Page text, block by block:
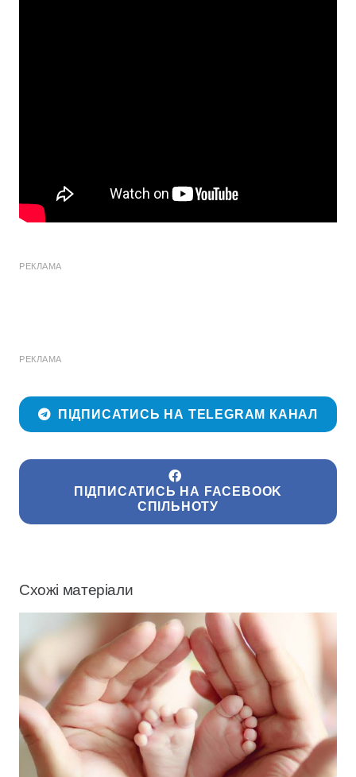
РЕКЛАМА
РЕКЛАМА
ПІДПИСАТИСЬ НА TELEGRAM КАНАЛ
ПІДПИСАТИСЬ НА FACEBOOK
СПІЛЬНОТУ
Схожі матеріали